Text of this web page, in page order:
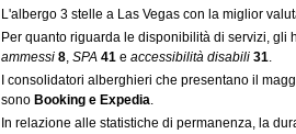
L'albergo 3 stelle a Las Vegas con la miglior
Per quanto riguarda le disponibilità di servizi, gli
ammessi 8, SPA 41e accessibilità disabili 31.
I consolidatori alberghieri che presentano il
sono Booking e Expedia.
In relazione alle statistiche di permanenza, la